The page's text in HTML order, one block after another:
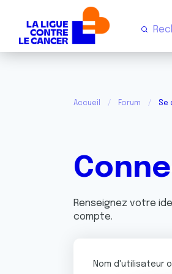
Accueil Forum Se
Renseignez votre
compte.
Nom d'utilisateur